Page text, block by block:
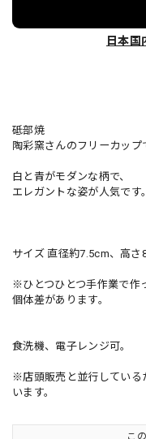
日本
砥部焼
陶彩窯さんのフリーカップ
白と青がモダンな柄で、
エレガントな姿が人気です。
サイズ 直径約7.5cm、高さ
※ひとつひとつ手作業で作
個体差があります。
食洗機、電子レンジ可。
※店頭販売と並行している
います。
こ